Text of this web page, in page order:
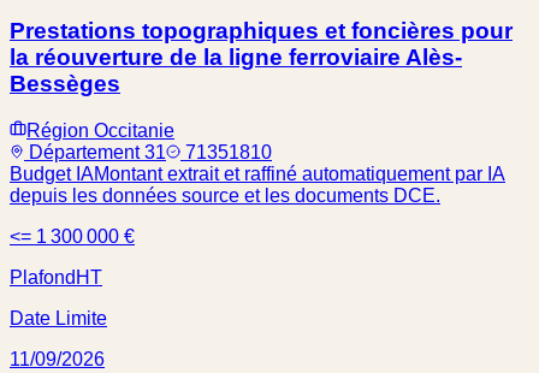
Prestations topographiques et foncières pour
la réouverture de la ligne ferroviaire Alès-
Bessèges
Région Occitanie
Département 31
71351810
Budget IAMontant extrait et raffiné automatiquement par IA
depuis les données source et les documents DCE.
<= 1 300 000 €
Plafond HT
Date Limite
11/09/2026